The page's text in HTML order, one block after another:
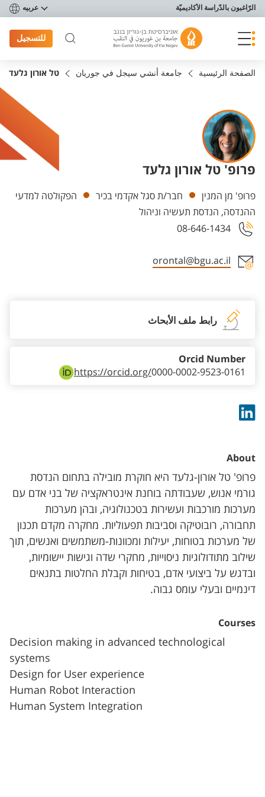
תפריט נגישות
الرّاغبون بالدّراسة الأكاديميّة عربيه
للتسجيل
الصفحة الرئيسية جامعة أنشي سيجل في جوريان טל אורון גלעד
פרופ' טל אורון גלעד
Departments
פרופ' מן המנין חבר/ת סגל אקדמי בכיר
הפקולטה למדעי
ההנדסה, הנדסת תעשיה וניהול
08-646-1434
orontal@bgu.ac.il
رابط ملف الأبحاث
https://orcid.org/0000-0002-9523-0161
Orcid Number
About
פרופ' טל אורון-גלעד היא חוקרת מובילה בתחום הנדסת
גורמי אנוש, שעבודתה בוחנת אינטראקציה של בני אדם עם
מערכות מורכבות ועשירות בטכנולוגיה, ובהן מערכות
תחבורה, רובוטיקה וסביבות תפעוליות. מחקרה מקדם תכנון
של מערכות בטוחות, יעילות ומכוונות-משתמשים ואנשים, תוך
שילוב מתודולוגיות ניסוייות, מחקרי שדה וגישות יישומיות,
ובדגש על ביצועי אדם, בטיחות וקבלת החלטות בתנאים
דינמיים ובעלי עומס גבוה.
Courses
Decision making in advanced technological
systems
Design for User experience
Human Robot Interaction
Human System Integration